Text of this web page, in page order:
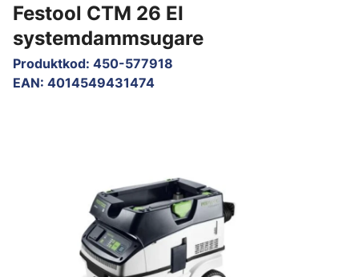
Festool CTM 26 EI
systemdammsugare
Produktkod: 450-577918
EAN: 4014549431474